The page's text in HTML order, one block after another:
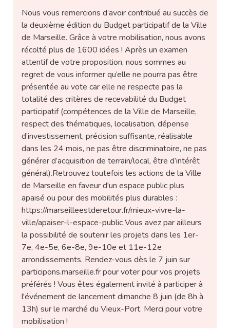
Nous vous remercions d’avoir contribué au succès de
la deuxième édition du Budget participatif de la Ville
de Marseille. Grâce à votre mobilisation, nous avons
récolté plus de 1600 idées ! Après un examen
attentif de votre proposition, nous sommes au
regret de vous informer qu’elle ne pourra pas être
présentée au vote car elle ne respecte pas la
totalité des critères de recevabilité du Budget
participatif (compétences de la Ville de Marseille,
respect des thématiques, localisation, dépense
d’investissement, précision suffisante, réalisable
dans les 24 mois, ne pas être discriminatoire, ne pas
générer d’acquisition de terrain/local, être d’intérêt
général).Retrouvez toutefois les actions de la Ville
de Marseille en faveur d'un espace public plus
apaisé ou pour des mobilités plus durables :
https://marseilleestderetour.fr/mieux-vivre-la-
ville/apaiser-l-espace-public Vous avez par ailleurs
la possibilité de soutenir les projets dans les 1er-
7e, 4e-5e, 6e-8e, 9e-10e et 11e-12e
arrondissements. Rendez-vous dès le 7 juin sur
participons.marseille.fr pour voter pour vos projets
préférés ! Vous êtes également invité à participer à
l'événement de lancement dimanche 8 juin (de 8h à
13h) sur le marché du Vieux-Port. Merci pour votre
mobilisation !